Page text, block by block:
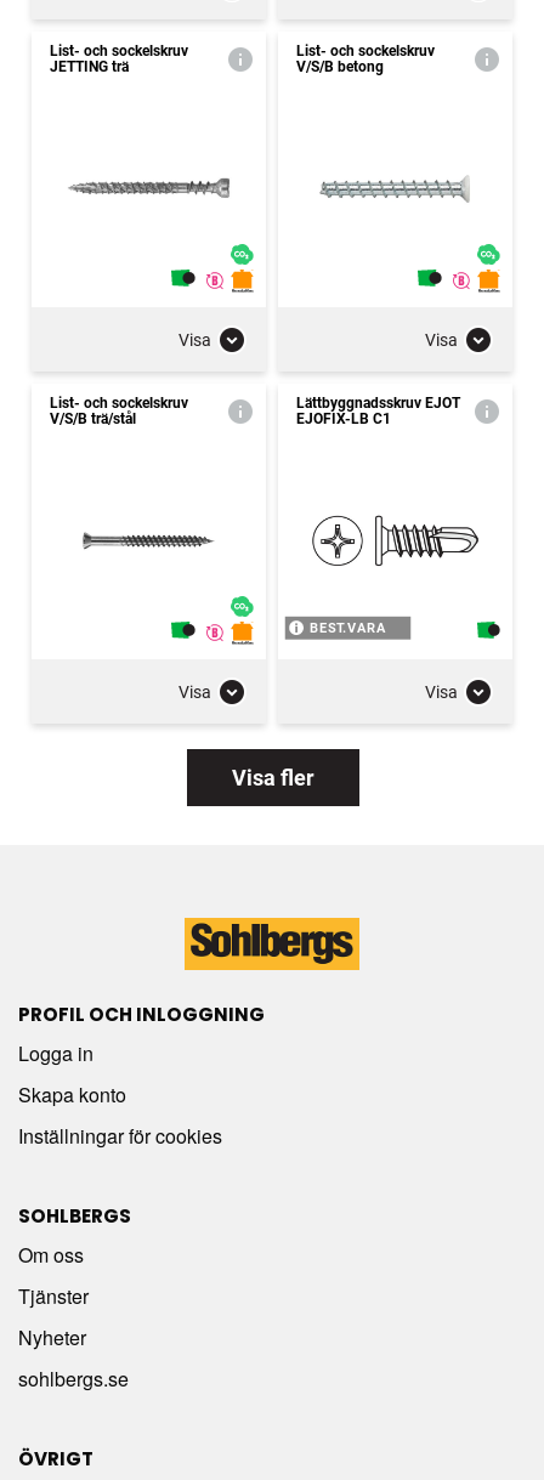
List- och sockelskruv
JETTING trä
Visa
List- och sockelskruv
V/S/B betong
Visa
List- och sockelskruv
V/S/B trä/stål
Visa
Lättbyggnadsskruv EJOT
EJOFIX-LB C1
BEST.VARA
Visa
Visa fler
PROFIL OCH INLOGGNING
Logga in
Skapa konto
Inställningar för cookies
SOHLBERGS
Om oss
Tjänster
Nyheter
sohlbergs.se
ÖVRIGT